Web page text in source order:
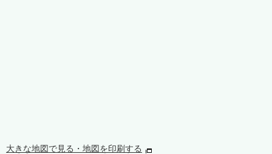
大きな地図で見る・地図を印刷する